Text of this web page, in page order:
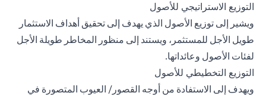
التوزيع الاستراتيجي للأصول
ويشير إلى توزيع الأصول الذي يهدف إلى تحقيق أهداف الاستثمار
طويل الأجل للمستثمر، ويستند إلى منظور المخاطر طويلة الأجل
لفئات الأصول وعائداتها.
التوزيع التخطيطي للأصول
ويهدف إلى الاستفادة من أوجه القصور/ العيوب المتصورة في